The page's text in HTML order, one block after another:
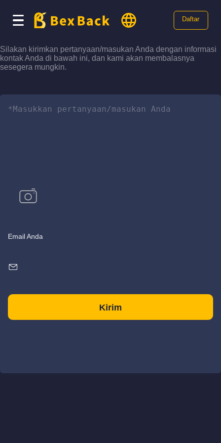
Daftar
Silakan kirimkan pertanyaan/masukan Anda dengan informasi
kontak Anda di bawah ini, dan kami akan membalasnya
sesegera mungkin.
Email Anda